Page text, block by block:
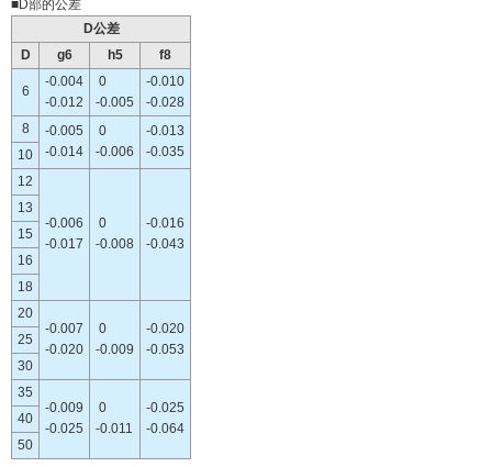
■D部的公差
D公差
D
g6 h5 f8
6
-0.004
-0.012
0
-0.005
-0.010
-0.028
8
-0.005
-0.014
0
-0.006
-0.013
-0.035
10
12
-0.006
-0.017
0
-0.008
-0.016
-0.043
13
15
16
18
20
-0.007
-0.020
0
-0.009
-0.020
-0.053
25
30
35
-0.009
-0.025
0
-0.011
-0.025
-0.064
40
50